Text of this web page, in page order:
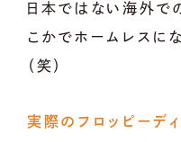
日本ではない海外で
こかでホームレスに
（笑）
実際のフロッピーデ